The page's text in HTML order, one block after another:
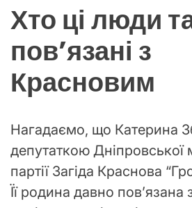
Хто ці люди
пов’язані з
Красновим
Нагадаємо, що Катерина
депутаткою Дніпровської
партії Загіда Краснова
Її родина давно пов’язана